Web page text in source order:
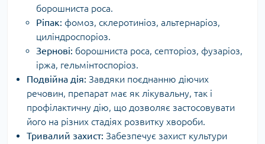
борошниста роса.
Ріпак: фомоз, склеротиніоз, альтернаріоз,
циліндроспоріоз.
Зернові: борошниста роса, септоріоз, фузаріоз,
іржа, гельмінтоспоріоз.
Подвійна дія: Завдяки поєднанню діючих
речовин, препарат має як лікувальну, так і
профілактичну дію, що дозволяє застосовувати
його на різних стадіях розвитку хвороби.
Тривалий захист: Забезпечує захист культури